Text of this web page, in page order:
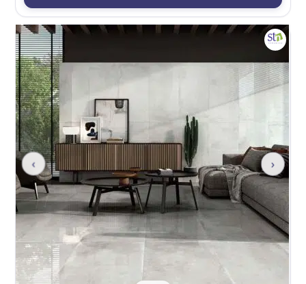
‹ ›